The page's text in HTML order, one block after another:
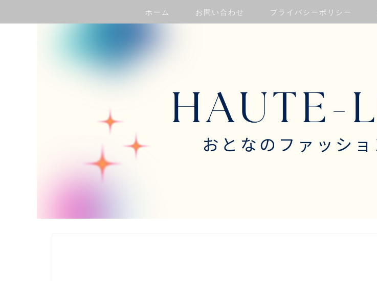
ホーム お問い合わせ プライバシーポリシー